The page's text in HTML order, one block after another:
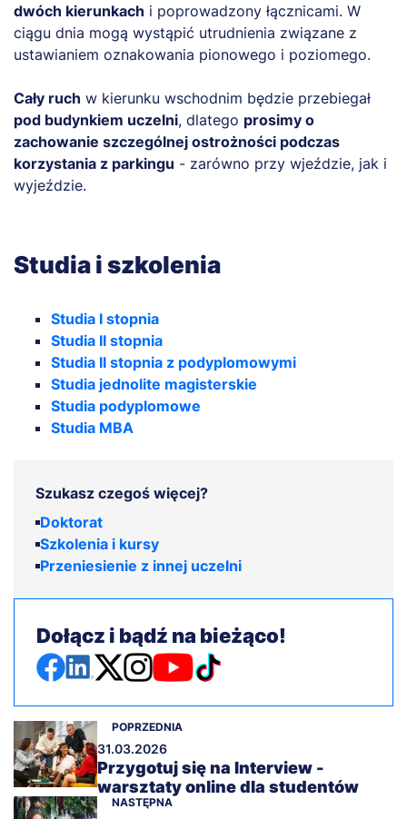
dwóch kierunkach i poprowadzony łącznicami. W
ciągu dnia mogą wystąpić utrudnienia związane z
ustawianiem oznakowania pionowego i poziomego.
Cały ruch w kierunku wschodnim będzie przebiegał
pod budynkiem uczelni, dlatego prosimy o
zachowanie szczególnej ostrożności podczas
korzystania z parkingu - zarówno przy wjeździe, jak i
wyjeździe.
Studia i szkolenia
Studia I stopnia
Studia II stopnia
Studia II stopnia z podyplomowymi
Studia jednolite magisterskie
Studia podyplomowe
Studia MBA
Szukasz czegoś więcej?
Doktorat
Szkolenia i kursy
Przeniesienie z innej uczelni
Dołącz i bądź na bieżąco!
POPRZEDNIA
31.03.2026
Przygotuj się na Interview -
warsztaty online dla studentów
NASTĘPNA